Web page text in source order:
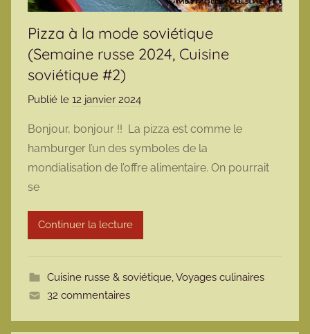
Pizza à la mode soviétique
(Semaine russe 2024, Cuisine
soviétique #2)
Publié le 12 janvier 2024
r
m
a
t
e
Bonjour, bonjour !! La pizza est comme le
hamburger l’un des symboles de la
mondialisation de l’offre alimentaire. On pourrait
se
Continuer la lecture
Cuisine russe & soviétique,Voyages culinaires
32 commentaires